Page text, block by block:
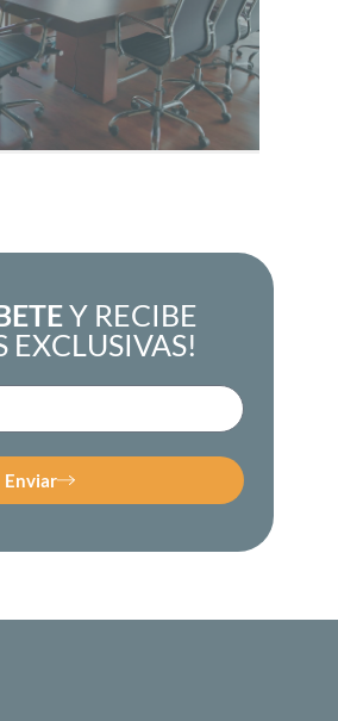
Y RECIBE
EXCLUSIVAS!
Enviar